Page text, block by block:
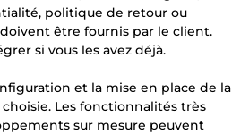
politique de retour ou
être fournis par le client.
si vous les avez déjà.
et la mise en place de la
Les fonctionnalités très
sur mesure peuvent